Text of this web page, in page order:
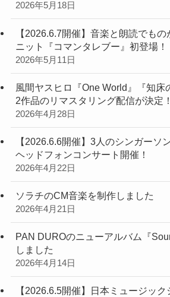
2026年5月18日
【2026.6.7開催】音楽と朗読でも
ニット『コマンタレブー』初登場！
2026年5月11日
風間ヤスヒロ『One World』『知床
2作品のリマスタリング配信が決定！
2026年4月28日
【2026.6.6開催】3人のシンガーソ
ヘッドフォンコンサート開催！
2026年4月22日
ソラチのCM音楽を制作しました
2026年4月21日
PAN DUROのニューアルバム『
しました
2026年4月14日
【2026.6.5開催】日本ミュージック